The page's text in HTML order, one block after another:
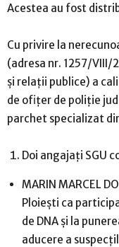
Acestea au fost
Cu privire la
(adresa nr. 1257/VIII/
şi relaţii publice) a
de ofiţer de poliţie
parchet specializat
Doi angajaţi SGU
MARIN MARCEL
Ploieşti ca
de DNA şi la
aducere a